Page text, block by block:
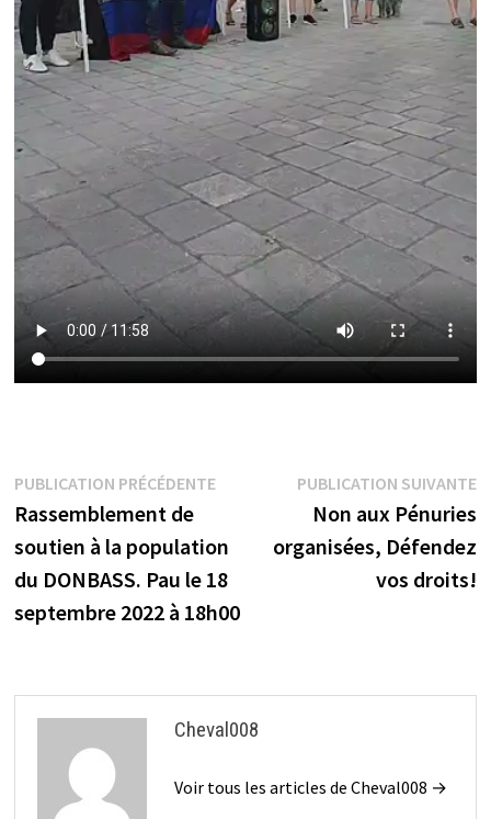
Navigation
de
l’article
PUBLICATION PRÉCÉDENTEPublication
précédente :
Rassemblement de
soutien à la population
du DONBASS. Pau le 18
septembre 2022 à 18h00
PUBLICATION SUIVANTE
Non aux Pénuries
organisées, Défendez
vos droits!
Cheval008
Voir tous les articles de Cheval008 →